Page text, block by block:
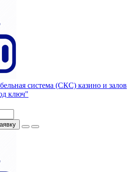
система (СКС) казино и залов
ключ"